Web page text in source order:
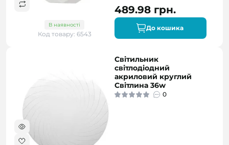
В наявності
Код товару: 6543
489.98 грн.
До кошика
Світильник
світлодіодний
акриловий круглий
Світлина 36w
0